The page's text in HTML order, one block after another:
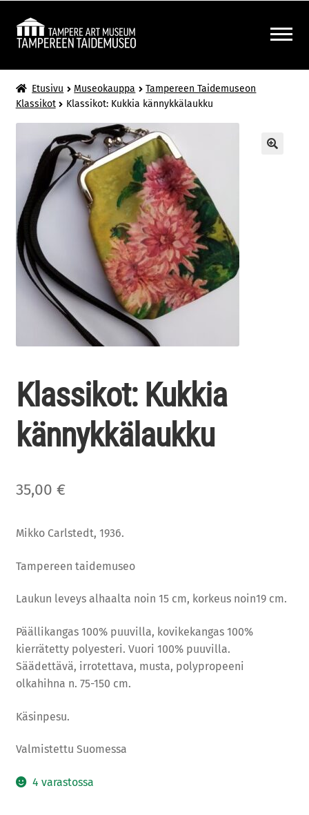
Siirry
Siirry
MUSEOKAUPPA
ALEMMAN
Etusivu Museokauppa
Tampereen Taidemuseon
Klassikot
Klassikot: Kukkia kännykkälaukku
Klassikot: Kukkia
kännykkälaukku
35,00 €
Mikko Carlstedt, 1936.
Tampereen taidemuseo
Laukun leveys alhaalta noin 15 cm, korkeus noin19 cm.
Päällikangas 100% puuvilla, kovikekangas 100%
kierrätetty polyesteri. Vuori 100% puuvilla.
Säädettävä, irrotettava, musta, polypropeeni
olkahihna n. 75-150 cm.
Käsinpesu.
Valmistettu Suomessa
4 varastossa